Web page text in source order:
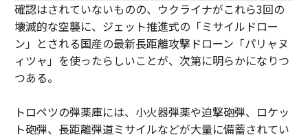
確認はされていないものの、ウクライナがこれら3回の
壊滅的な空襲に、ジェット推進式の「ミサイルドロー
ン」とされる国産の最新長距離攻撃ドローン「パリャヌ
ィツャ」を使ったらしいことが、次第に明らかになりつ
つある。
トロペツの弾薬庫には、小火器弾薬や迫撃砲弾、ロケッ
ト砲弾、長距離弾道ミサイルなどが大量に備蓄されてい